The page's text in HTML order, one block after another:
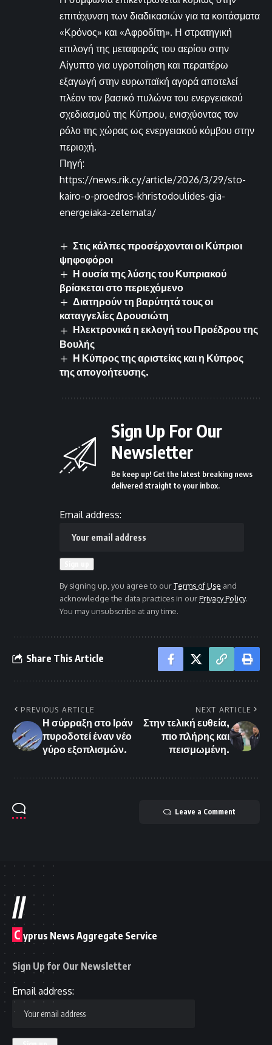
επιτάχυνση των διαδικασιών για τα κοιτάσματα
«Κρόνος» και «Αφροδίτη». Η στρατηγική
επιλογή της μεταφοράς του αερίου στην
Αίγυπτο για υγροποίηση και περαιτέρω
εξαγωγή στην ευρωπαϊκή αγορά αποτελεί
πλέον τον βασικό πυλώνα του ενεργειακού
σχεδιασμού της Κύπρου, ενισχύοντας τον
ρόλο της χώρας ως ενεργειακού κόμβου στην
περιοχή.
Πηγή:
https://news.rik.cy/article/2026/3/29/sto-
kairo-o-proedros-khristodoulides-gia-
energeiaka-zetemata/
Στις κάλπες προσέρχονται οι Κύπριοι
ψηφοφόροι
Η ουσία της λύσης του Κυπριακού
βρίσκεται στο περιεχόμενο
Διατηρούν τη βαρύτητά τους οι
καταγγελίες Δρουσιώτη
Ηλεκτρονικά η εκλογή του Προέδρου της
Βουλής
Η Κύπρος της αριστείας και η Κύπρος
της απογοήτευσης.
Sign Up For Our
Newsletter
Be keep up! Get the latest breaking news
delivered straight to your inbox.
Email address:
By signing up, you agree to ourTerms of Use and
acknowledge the data practices in ourPrivacy Policy.
You may unsubscribe at any time.
Share This Article
PREVIOUS ARTICLE
Η σύρραξη στο Ιράν
πυροδοτεί έναν νέο
γύρο εξοπλισμών.
NEXT ARTICLE
Στην τελική ευθεία,
πιο πλήρης και
πεισμωμένη.
Leave a Comment
//
C yprus News Aggregate Service
Sign Up for Our Newsletter
Email address: